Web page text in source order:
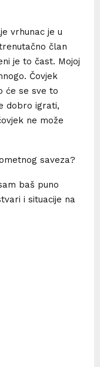
vrhunac je u
član
je to čast. Mojoj
Čovjek
će se sve to
dobro igrati,
ne može
saveza?
baš puno
i situacije na